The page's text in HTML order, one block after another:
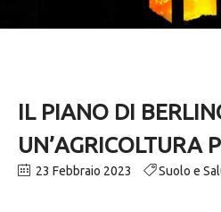
IL PIANO DI
UN’AGRICOLTURA
23 Febbraio 2023 Suolo e